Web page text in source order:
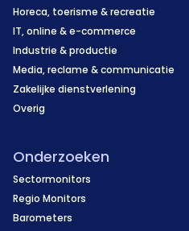
Horeca, toerisme & recreatie
IT, online & e-commerce
Industrie & productie
Media, reclame & communicatie
Zakelijke dienstverlening
Overig
Onderzoeken
Sectormonitors
Regio Monitors
Barometers